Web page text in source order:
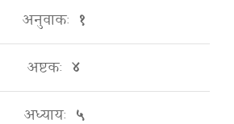
अनुवाकः १
अष्टकः ४
अध्यायः ५